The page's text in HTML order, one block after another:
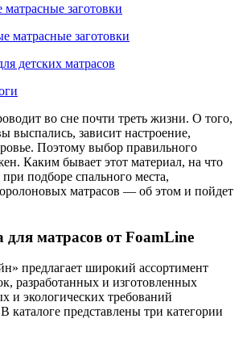
заготовки
матрасные заготовки
детских матрасов
во сне почти треть жизни. О того,
выспались, зависит настроение,
Поэтому выбор правильного
Каким бывает этот материал, на что
подборе спального места,
матрасов — об этом и пойдет
матрасов от FoamLine
предлагает широкий ассортимент
разработанных и изготовленных
и экологических требований
каталоге представлены три категории